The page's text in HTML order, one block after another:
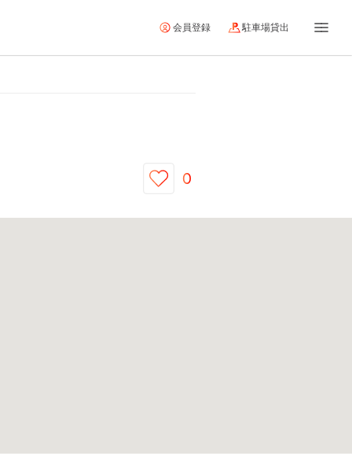
会員登録 駐車場貸出
0